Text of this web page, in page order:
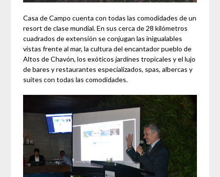
Casa de Campo cuenta con todas las comodidades de un
resort de clase mundial. En sus cerca de 28 kilómetros
cuadrados de extensión se conjugan las inigualables
vistas frente al mar, la cultura del encantador pueblo de
Altos de Chavón, los exóticos jardines tropicales y el lujo
de bares y restaurantes especializados, spas, albercas y
suites con todas las comodidades.